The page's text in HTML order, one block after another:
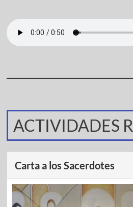
ACTIVIDADES
Carta a los Sacerdotes